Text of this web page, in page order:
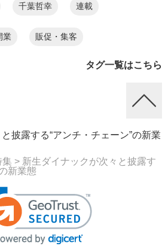
千葉哲幸 連載
業 販促・集客
タグ一覧はこちら
披露する“アンチ・チェーン”の新業
集 > 新生ダイナックが次々と披露す
新業態